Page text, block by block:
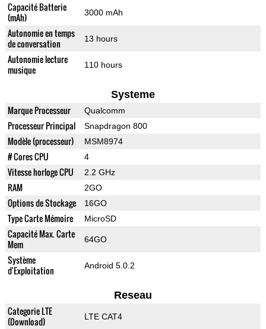
Capacité Batterie
(mAh)
3000 mAh
Autonomie en temps
de conversation
13 hours
Autonomie lecture
musique
110 hours
Systeme
Marque Processeur Qualcomm
Processeur Principal Snapdragon 800
Modèle (processeur) MSM8974
# Cores CPU 4
Vitesse horloge CPU 2.2 GHz
RAM 2GO
Options de Stockage 16GO
Type Carte Mémoire MicroSD
Capacité Max. Carte
Mem
64GO
Système
d'Exploitation
Android 5.0.2
Reseau
Categorie LTE
(Download)
LTE CAT4